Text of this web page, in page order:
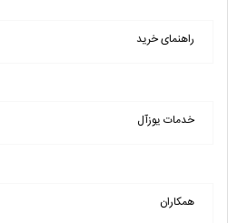
راهنمای خرید
خدمات یوزآل
همکاران